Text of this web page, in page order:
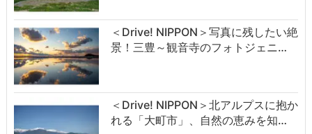
＜Drive! NIPPON＞写真に残したい絶
景！三豊～観音寺のフォトジェニ…
＜Drive! NIPPON＞北アルプスに抱か
れる「大町市」、自然の恵みを知…